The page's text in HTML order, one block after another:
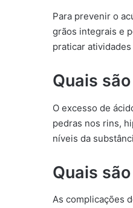
Para prevenir o
grãos integrais e
praticar
Quais
O excesso de
pedras nos rins,
níveis da
Quais
As complicações